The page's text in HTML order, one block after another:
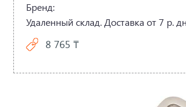
Бренд:
Удаленный склад. Доставка от 7 р.
8 765 ₸